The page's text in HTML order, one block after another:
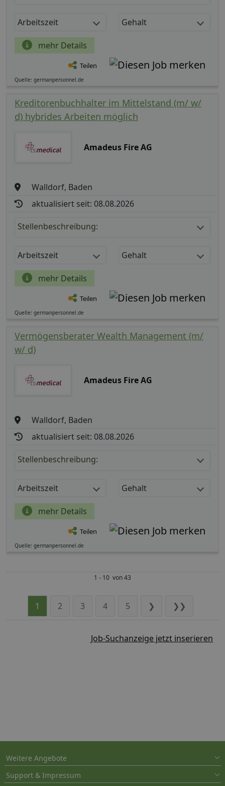
Arbeitszeit Gehalt
mehr Details
Teilen
Quelle: germanpersonnel.de
Kreditorenbuchhalter im Mittelstand (m/ w/
d) hybrides Arbeiten möglich
Amadeus Fire AG
Walldorf, Baden
aktualisiert seit: 08.08.2026
Stellenbeschreibung:
Arbeitszeit Gehalt
mehr Details
Teilen
Quelle: germanpersonnel.de
Vermögensberater Wealth Management (m/
w/ d)
Amadeus Fire AG
Walldorf, Baden
aktualisiert seit: 08.08.2026
Stellenbeschreibung:
Arbeitszeit Gehalt
mehr Details
Teilen
Quelle: germanpersonnel.de
1 - 10 von 43
1 2 3 4 5 ❯ ❯❯
Job-Suchanzeige jetzt inserieren
Weitere Angebote
Support & Impressum